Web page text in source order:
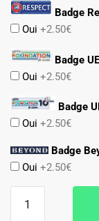
Badge
Oui +2.50€
Badge
Oui +2.50€
Badge
Oui +2.50€
Badge
Oui +2.50€